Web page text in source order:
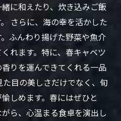
に和えたり、炊き込みご飯
さらに、海の幸を活かした
ふんわり揚げた野菜や魚介
れます。特に、春キャベツ
りを運んできてくれる一品
目の美しさだけでなく、旬
しめます。春にはぜひと
ら、心温まる食卓を演出し